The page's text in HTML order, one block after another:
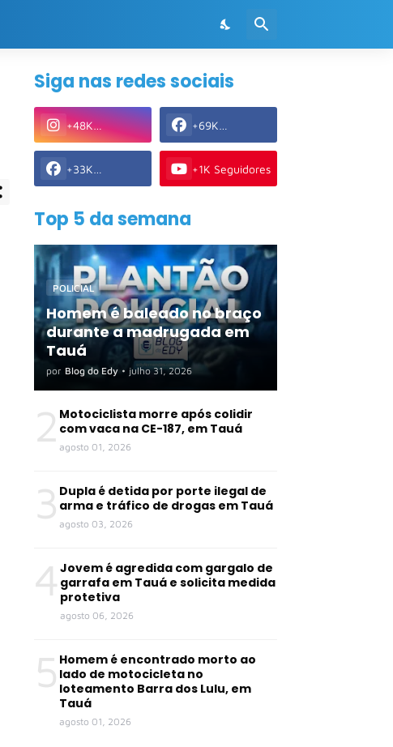
Siga nas redes sociais
+48K
Seguidores
+69K
Seguidores
+33K
Seguidores
+1K Seguidores
Top 5 da semana
POLICIAL
Homem é baleado no braço
durante a madrugada em
Tauá
por Blog do Edy • julho 31, 2026
2 Motociclista morre após colidir
com vaca na CE-187, em Tauá
agosto 01, 2026
3 Dupla é detida por porte ilegal de
arma e tráfico de drogas em Tauá
agosto 03, 2026
4 Jovem é agredida com gargalo de
garrafa em Tauá e solicita medida
protetiva
agosto 06, 2026
5 Homem é encontrado morto ao
lado de motocicleta no
loteamento Barra dos Lulu, em
Tauá
agosto 01, 2026